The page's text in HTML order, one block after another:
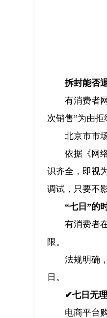
拆封能否
有消费者
次销售”为由拒
北京市市
依据《网
识齐全，即视
调试，只要不
“七日”的
有消费者
限。
法规明确
日。
✔七日无
电商平台